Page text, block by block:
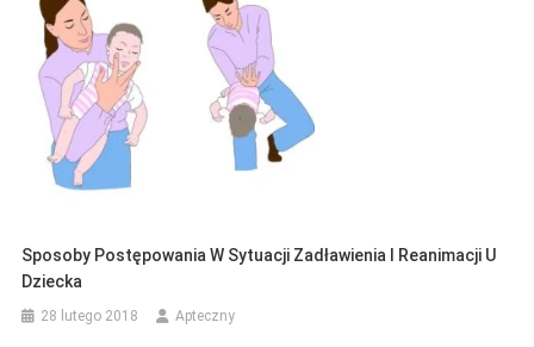
Sposoby Postępowania W Sytuacji Zadławienia I Reanimacji U
Dziecka
28 lutego 2018 Apteczny